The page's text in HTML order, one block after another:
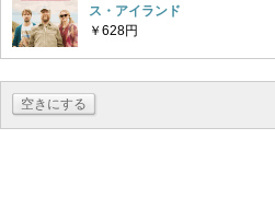
ス・アイランド
￥628円
空きにする